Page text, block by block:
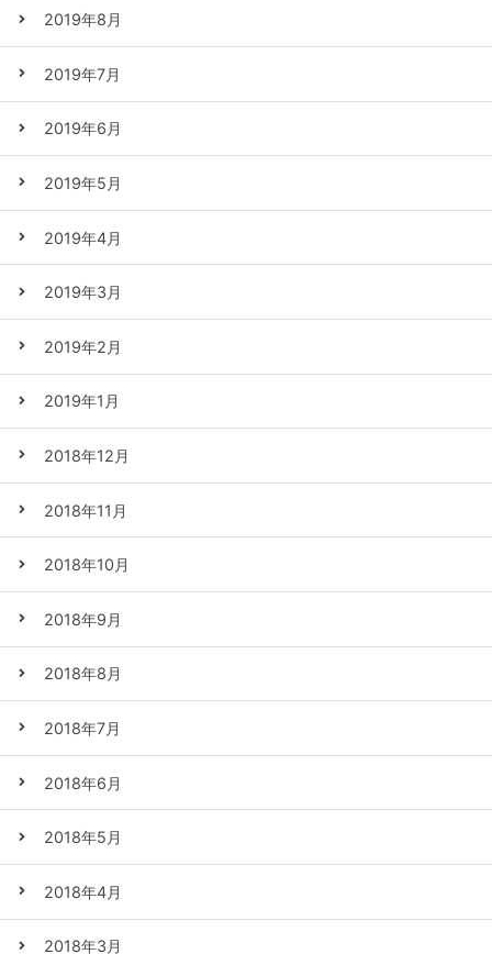
2019年8月
2019年7月
2019年6月
2019年5月
2019年4月
2019年3月
2019年2月
2019年1月
2018年12月
2018年11月
2018年10月
2018年9月
2018年8月
2018年7月
2018年6月
2018年5月
2018年4月
2018年3月